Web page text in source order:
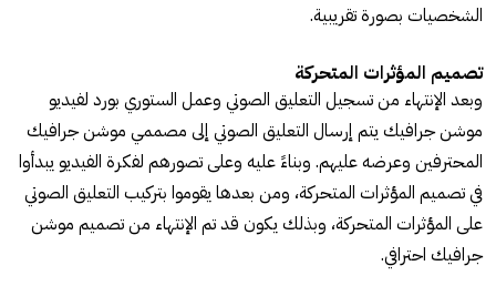
الشخصيات بصورة تقريبية.
تصميم المؤثرات المتحركة
وبعد الإنتهاء من تسجيل التعليق الصوتي وعمل الستوري بورد لفيديو
موشن جرافيك يتم إرسال التعليق الصوتي إلى مصممي موشن جرافيك
المحترفين وعرضه عليهم. وبناءً عليه وعلى تصورهم لفكرة الفيديو يبدأوا
في تصميم المؤثرات المتحركة، ومن بعدها يقوموا بتركيب التعليق الصوتي
على المؤثرات المتحركة، وبذلك يكون قد تم الإنتهاء من تصميم موشن
جرافيك احترافي.